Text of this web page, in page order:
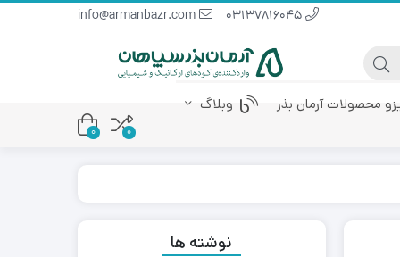
محصولات آرمان بذر وبلاگ
0
0
نوشته ها